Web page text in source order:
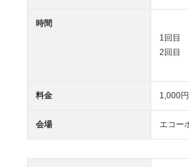
時間
1回目
2回目
料金 1,000円
会場 エコー